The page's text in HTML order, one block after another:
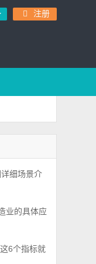
注册
细场景介
业的具体应
6个指标就